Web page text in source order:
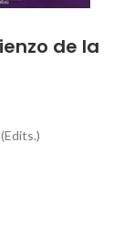
de la